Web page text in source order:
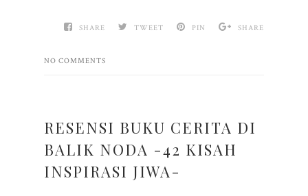
SHARE TWEET PIN SHARE
NO COMMENTS
RESENSI BUKU CERITA DI
BALIK NODA -42 KISAH
INSPIRASI JIWA-